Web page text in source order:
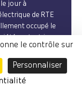
jour à
de RTE
occupé le
2025. Les
de meilleures
bénévoles et
animaux. À
le contrôle sur
Personnaliser